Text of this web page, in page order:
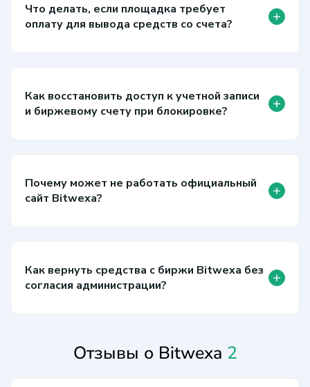
Что делать, если площадка требует
оплату для вывода средств со счета?
+
Как восстановить доступ к учетной записи
и биржевому счету при блокировке?
+
Почему может не работать официальный
сайт Bitwexa?
+
Как вернуть средства с биржи Bitwexa без
согласия администрации?
+
Отзывы о Bitwexa 2